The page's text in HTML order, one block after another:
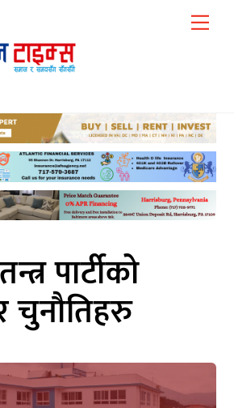
पार्टीको
चुनौतिहरु